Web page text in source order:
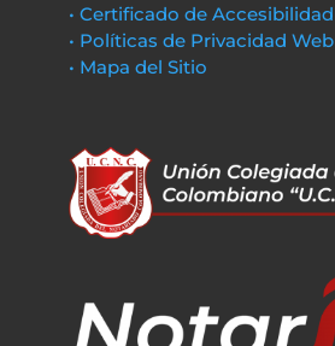
• Certificado de Accesibilidad
• Políticas de Privacidad Web
• Mapa del Sitio